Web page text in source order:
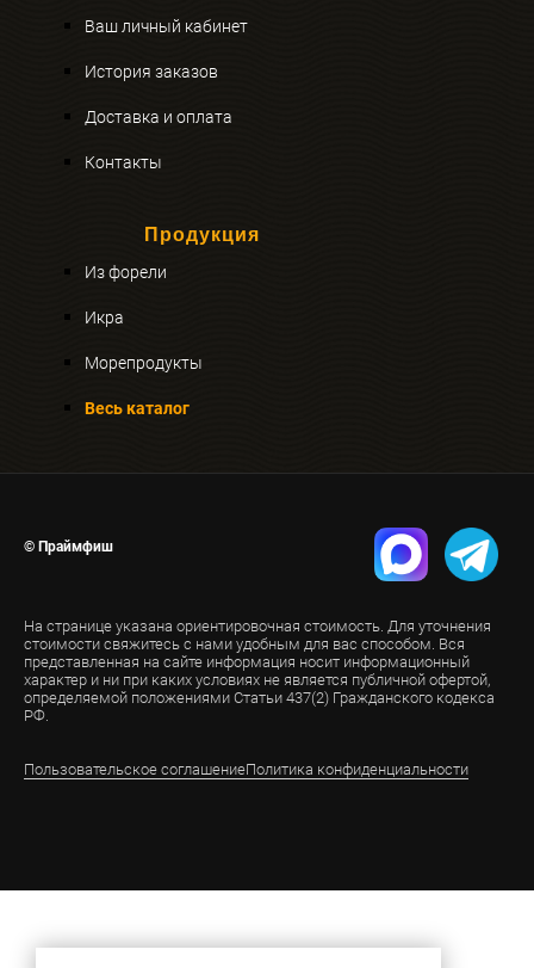
Ваш личный кабинет
История заказов
Доставка и оплата
Контакты
Продукция
Из форели
Икра
Морепродукты
Весь каталог
© Праймфиш
На странице указана ориентировочная стоимость. Для уточнения
стоимости свяжитесь с нами удобным для вас способом. Вся
представленная на сайте информация носит информационный
характер и ни при каких условиях не является публичной офертой,
определяемой положениями Статьи 437(2) Гражданского кодекса
РФ.
Пользовательское соглашениеПолитика конфиденциальности